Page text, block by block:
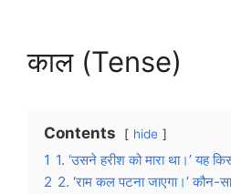
काल (Tense)
Contents hide
1 1. ‘उसने हरीश को मारा था।’ यह
2 2. ‘राम कल पटना जाएगा।’ कौन-